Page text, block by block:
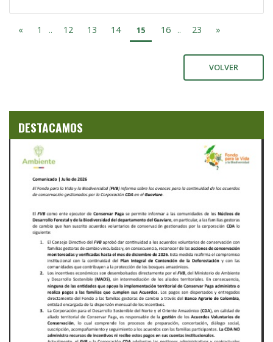
« 1 .. 12 13 14 15 16 .. 23 »
VOLVER
DESTACAMOS